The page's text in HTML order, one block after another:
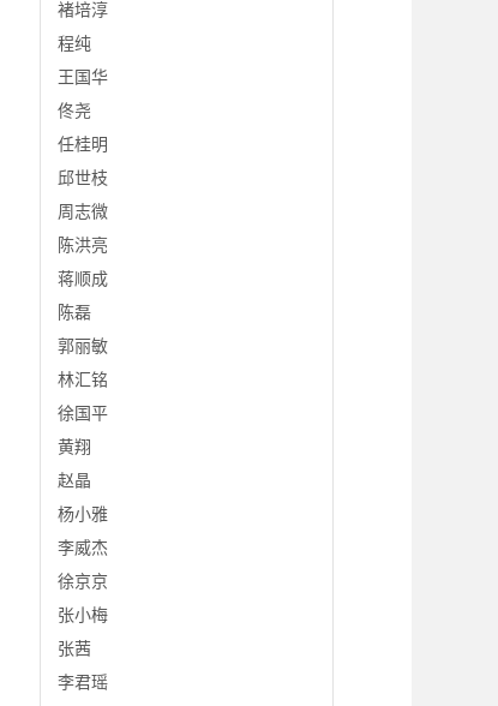
褚培淳
程纯
王国华
佟尧
任桂明
邱世枝
周志微
陈洪亮
蒋顺成
陈磊
郭丽敏
林汇铭
徐国平
黄翔
赵晶
杨小雅
李威杰
徐京京
张小梅
张茜
李君瑶